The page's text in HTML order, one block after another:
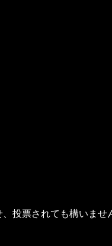
投票されても構いませ